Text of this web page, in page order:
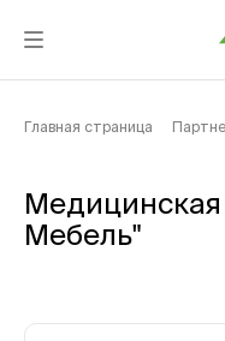
Главная страница
Мебель"